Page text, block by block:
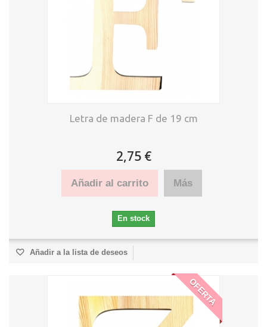
Letra de madera F de 19 cm
2,75 €
Añadir al carrito Más
En stock
Añadir a la lista de deseos
OFERTA